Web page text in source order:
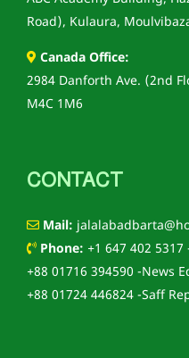
Road), Kulaura,
Canada Office:
2984 Danforth Ave. (2nd
M4C 1M6
CONTACT
Mail:
Phone: +1 647 402
+88 01716 394590 -News
+88 01724 446824 -Saff